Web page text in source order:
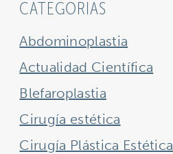
CATEGORIAS
Abdominoplastia
Actualidad Científica
Blefaroplastia
Cirugía estética
Cirugía Plástica Estética